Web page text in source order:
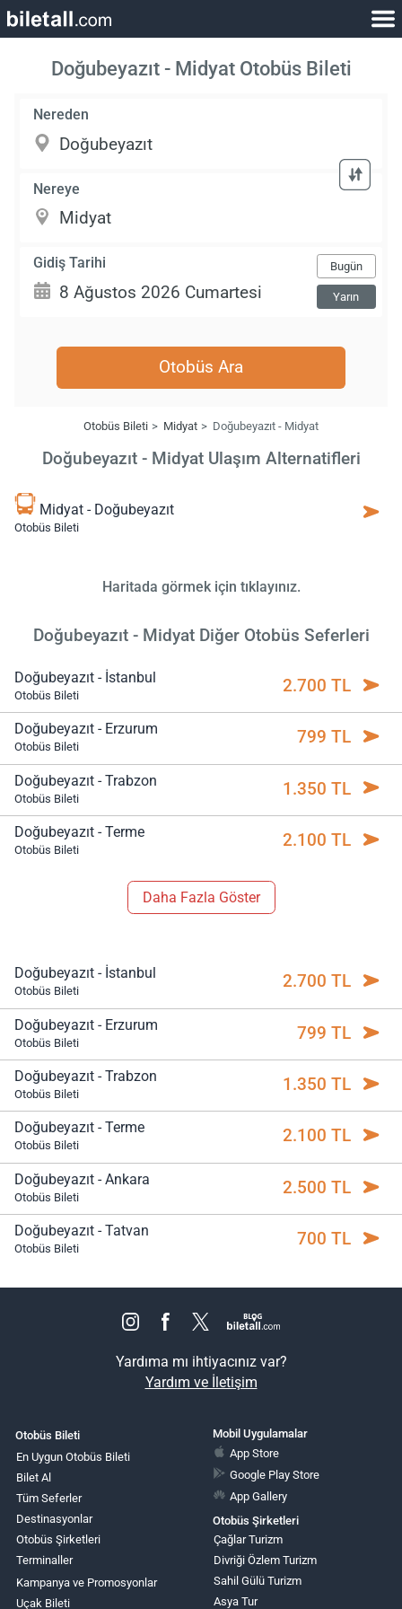
Doğubeyazıt - Midyat Otobüs Bileti
Nereden
Nereye
Gidiş Tarihi Bugün
Yarın
Otobüs Ara
Otobüs Bileti Midyat Doğubeyazıt - Midyat
Doğubeyazıt - Midyat Ulaşım Alternatifleri
Midyat - Doğubeyazıt
Otobüs Bileti
Haritada görmek için tıklayınız.
Doğubeyazıt - Midyat Diğer Otobüs Seferleri
Doğubeyazıt - İstanbul
Otobüs Bileti 2.700 TL
Doğubeyazıt - Erzurum
Otobüs Bileti 799 TL
Doğubeyazıt - Trabzon
Otobüs Bileti 1.350 TL
Doğubeyazıt - Terme
Otobüs Bileti 2.100 TL
Daha Fazla Göster
Doğubeyazıt - İstanbul
Otobüs Bileti 2.700 TL
Doğubeyazıt - Erzurum
Otobüs Bileti 799 TL
Doğubeyazıt - Trabzon
Otobüs Bileti 1.350 TL
Doğubeyazıt - Terme
Otobüs Bileti 2.100 TL
Doğubeyazıt - Ankara
Otobüs Bileti 2.500 TL
Doğubeyazıt - Tatvan
Otobüs Bileti 700 TL
Yardıma mı ihtiyacınız var?
Yardım ve İletişim
Otobüs Bileti
En Uygun Otobüs Bileti
Bilet Al
Tüm Seferler
Destinasyonlar
Otobüs Şirketleri
Terminaller
Kampanya ve Promosyonlar
Uçak Bileti
Mobil Uygulamalar
App Store
Google Play Store
App Gallery
Otobüs Şirketleri
Çağlar Turizm
Divriği Özlem Turizm
Sahil Gülü Turizm
Asya Tur